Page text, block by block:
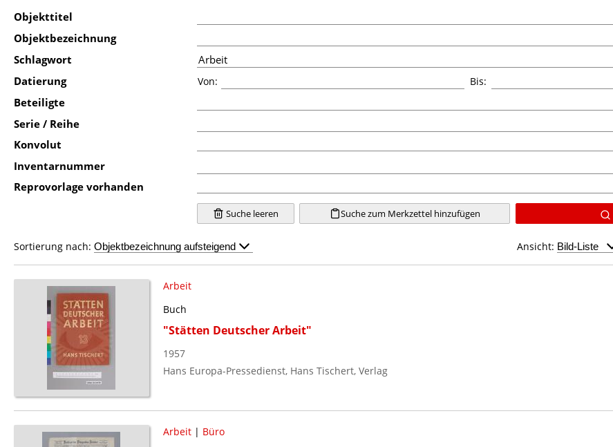
Objekttitel
Objektbezeichnung
Schlagwort
Datierung
Von: Bis:
Beteiligte
Serie / Reihe
Konvolut
Inventarnummer
Reprovorlage vorhanden
Suche leeren Suche zum Merkzettel hinzufügen
Ansicht:
Sortierung nach:
Arbeit
Buch
"Stätten Deutscher Arbeit"
1957
Hans Europa-Pressedienst, Hans Tischert, Verlag
Arbeit| Büro